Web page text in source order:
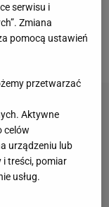
zespół, ale
serwisu i
Zmiana
pomocą ustawień
przetwarzać
Aktywne
celów
urządzeniu lub
i treści, pomiar
usług.